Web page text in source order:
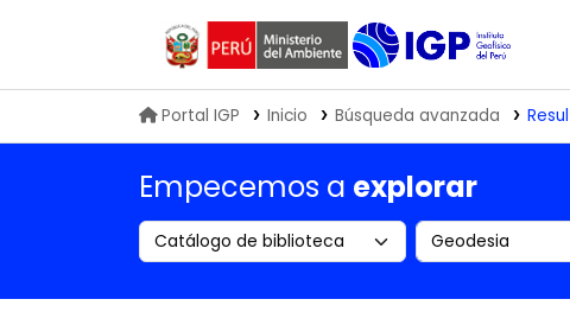
Biblioteca IGP
Portal IGP Inicio Búsqueda avanzada
Empecemos a explorar
Search the catalog by: Buscar en el